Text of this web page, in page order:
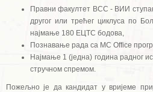
Правни факултет ВСС - ВИИ
другог или трећег циклуса по
најмање 180 ЕЦТС бодова,
Познавање рада са МС Office
Најмање 1 (једна) година радног
стручном спремом.
Пожељно је да кандидат у вријеме